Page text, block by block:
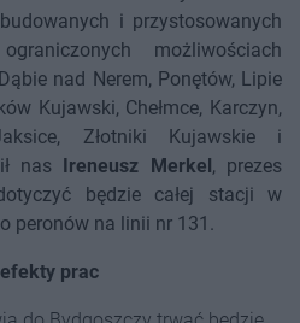
i przystosowanych
możliwościach
nad Nerem, Ponętów, Lipie
Kujawski, Chełmce, Karczyn,
Złotniki Kujawskie i
nas Ireneusz Merkel, prezes
będzie całej stacji w
peronów na linii nr 131.
prac